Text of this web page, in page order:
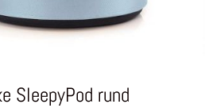
SleepyPod rund